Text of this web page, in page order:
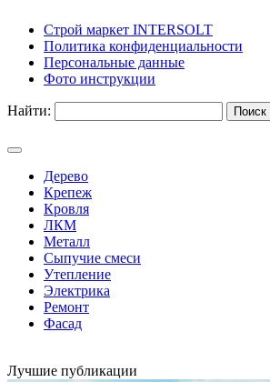
Строй маркет INTERSOLT
Политика конфиденциальности
Персональные данные
Фото инструкции
Найти:
Дерево
Крепеж
Кровля
ЛКМ
Металл
Сыпучие смеси
Утепление
Электрика
Ремонт
Фасад
Лучшие публикации